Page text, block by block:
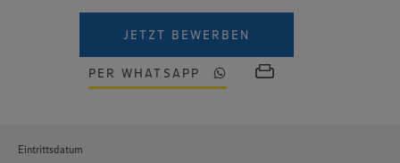
JETZT BEWERBEN
PER WHATSAPP
Eintrittsdatum